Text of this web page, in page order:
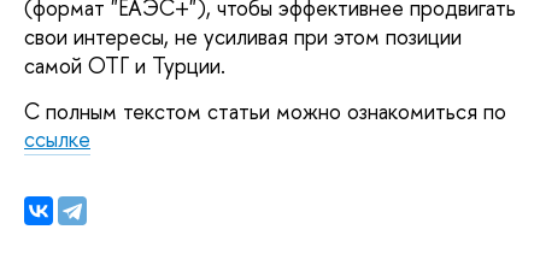
(формат "ЕАЭС+"), чтобы эффективнее продвигать
свои интересы, не усиливая при этом позиции
самой ОТГ и Турции.
С полным текстом статьи можно ознакомиться по
ссылке